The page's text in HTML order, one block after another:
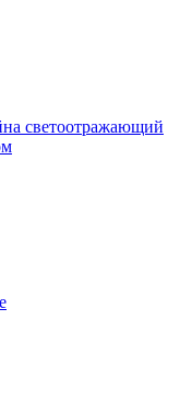
светоотражающий